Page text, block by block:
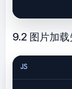
9.2 图片加载
JS